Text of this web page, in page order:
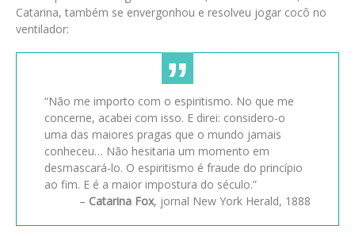
Catarina, também se envergonhou e resolveu jogar cocô no
ventilador:
“Não me importo com o espiritismo. No que me
concerne, acabei com isso. E direi: considero-o
uma das maiores pragas que o mundo jamais
conheceu… Não hesitaria um momento em
desmascará-lo. O espiritismo é fraude do princípio
ao fim. E é a maior impostura do século.”
– Catarina Fox, jornal New York Herald, 1888